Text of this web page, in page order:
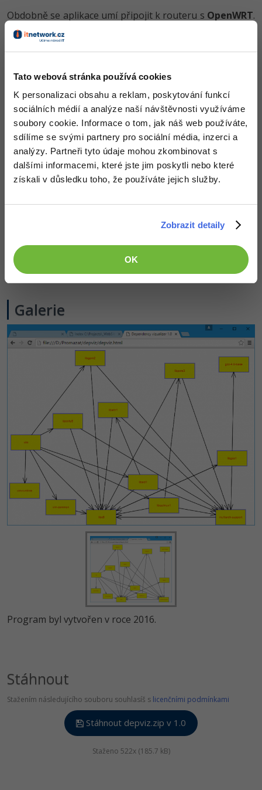
Tato webová stránka používá cookies
K personalizaci obsahu a reklam, poskytování funkcí
sociálních médií a analýze naší návštěvnosti využíváme
soubory cookie. Informace o tom, jak náš web používáte,
sdílíme se svými partnery pro sociální média, inzerci a
analýzy. Partneři tyto údaje mohou zkombinovat s
dalšími informacemi, které jste jim poskytli nebo které
získali v důsledku toho, že používáte jejich služby.
Zobrazit detaily
OK
Obdobně se aplikace umí připojit k routeru s OpenWRT.
Místo dpkg zadejte opkg.
Demo data
Ve složce s aplikací jsou soubory data.example.dpkg­.js a
data.example.op­kg.js, což jsou demo výstupy z této
aplikace. Můžete si je přejmenovat jen na data.js a
vyzkoušet vizualizator. V přiloženém archívu je rovnou
data.example.op­kg.js uložen i jako data.js.
Naprogramováno v:
- HTML, CSS, TypeScript, (JavaScript)
depviz.exe
Galerie
Program byl vytvořen v roce 2016.
Stáhnout
Stažením následujícího souboru souhlasíš s licenčními podmínkami
Stáhnout depviz.zip v 1.0
Staženo 522x (185.7 kB)